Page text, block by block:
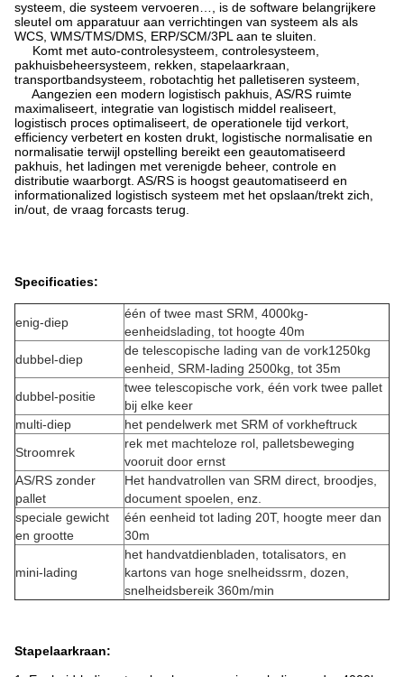
systeem, die systeem vervoeren…, is de software belangrijkere
sleutel om apparatuur aan verrichtingen van systeem als als
WCS, WMS/TMS/DMS, ERP/SCM/3PL aan te sluiten.
Komt met auto-controlesysteem, controlesysteem,
pakhuisbeheersysteem, rekken, stapelaarkraan,
transportbandsysteem, robotachtig het palletiseren systeem,
Aangezien een modern logistisch pakhuis, AS/RS ruimte
maximaliseert, integratie van logistisch middel realiseert,
logistisch proces optimaliseert, de operationele tijd verkort,
efficiency verbetert en kosten drukt, logistische normalisatie en
normalisatie terwijl opstelling bereikt een geautomatiseerd
pakhuis, het ladingen met verenigde beheer, controle en
distributie waarborgt. AS/RS is hoogst geautomatiseerd en
informationalized logistisch systeem met het opslaan/trekt zich,
in/out, de vraag forcasts terug.
Specificaties:
enig-diep
één of twee mast SRM, 4000kg-
eenheidslading, tot hoogte 40m
dubbel-diep
de telescopische lading van de vork1250kg
eenheid, SRM-lading 2500kg, tot 35m
dubbel-positie
twee telescopische vork, één vork twee pallet
bij elke keer
multi-diep
het pendelwerk met SRM of vorkheftruck
Stroomrek
rek met machteloze rol, palletsbeweging
vooruit door ernst
AS/RS zonder
pallet
Het handvatrollen van SRM direct, broodjes,
document spoelen, enz.
speciale gewicht
en grootte
één eenheid tot lading 20T, hoogte meer dan
30m
mini-lading
het handvatdienbladen, totalisators, en
kartons van hoge snelheidssrm, dozen,
snelheidsbereik 360m/min
Stapelaarkraan: